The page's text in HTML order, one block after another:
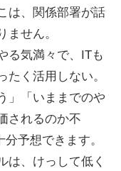
は、関係部署が話
ません。
る気満々で、ITも
く活用しない。
」「いままでのや
されるのか不
予想できます。
は、けっして低く